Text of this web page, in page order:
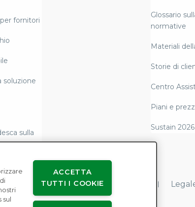
fornitori
soluzione
sulla
di
Glossario
normative
Materiali
Storie di
Centro
Piani e
Sustain 2026
con gli utenti Privacy dei dati
sul
ACCETTA
TUTTI I COOKIE